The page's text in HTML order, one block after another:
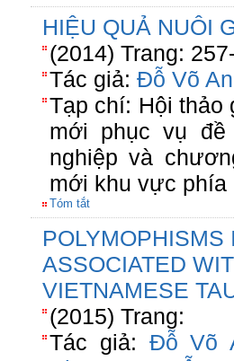
HIỆU QUẢ NUÔI
(2014) Trang:
Tác giả: Đỗ Võ
Tạp chí: Hội thảo
mới phục vụ
nghiệp và
mới khu vực phía
Tóm tắt
POLYMOPHISMS
ASSOCIATED
VIETNAMESE
(2015) Trang:
Tác giả: Đỗ Võ